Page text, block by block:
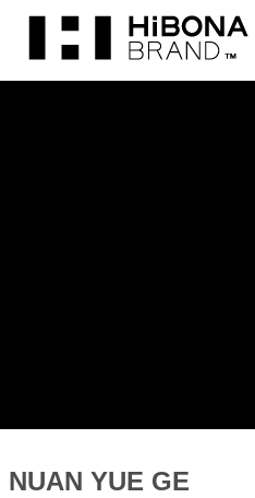
NUAN YUE GE